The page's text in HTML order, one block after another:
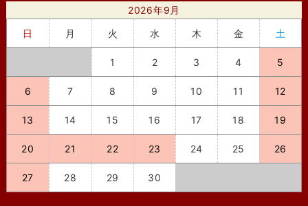
2026年9月
日
月 火 水 木 金 土
1 2 3 4 5
6 7 8 9 10 11 12
13 14 15 16 17 18 19
20 21 22 23 24 25 26
27 28 29 30